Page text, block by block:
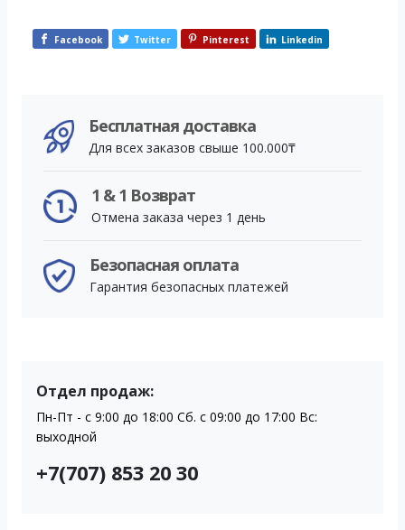
Facebook Twitter Pinterest Linkedin
Бесплатная доставка
Для всех заказов свыше 100.000₸
1 & 1 Возврат
Отмена заказа через 1 день
Безопасная оплата
Гарантия безопасных платежей
Отдел продаж:
Пн-Пт - с 9:00 до 18:00 Сб. с 09:00 до 17:00 Вс:
выходной
+7(707) 853 20 30